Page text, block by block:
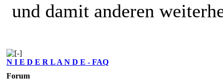
und damit anderen
N I E D E R L A N D E - FAQ
Forum